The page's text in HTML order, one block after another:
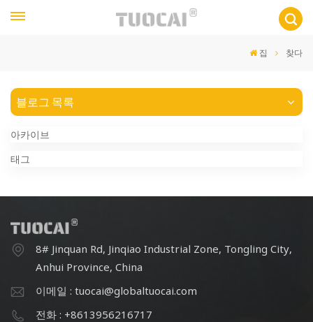
집 찾다
블로그 목록
아카이브
태그
8# Jinquan Rd, Jinqiao Industrial Zone, Tongling City,
Anhui Province, China
이메일 : tuocai@globaltuocai.com
전화 : +8613956216717